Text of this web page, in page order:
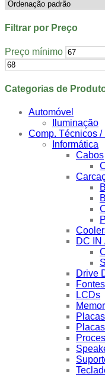
Filtrar por Preço
Preço mínimo
Categorias de
Automóvel
Iluminação
Comp. Técnicos /
Informática
Cabos
DC IN
Drive
Fontes
LCDs